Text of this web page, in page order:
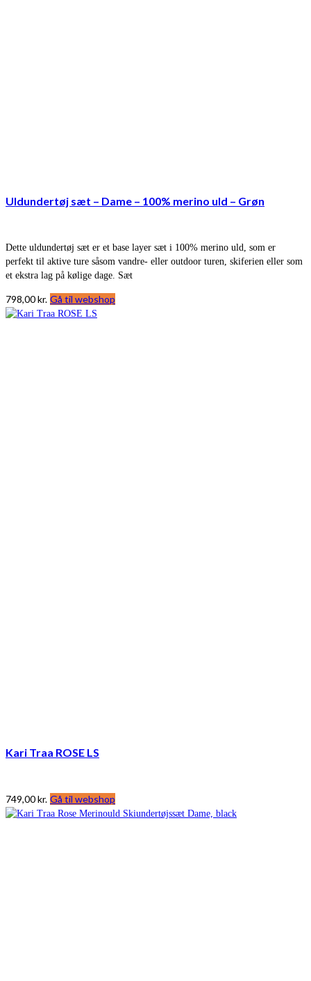
Uldundertøj sæt – Dame – 100% merino uld – Grøn
Dette uldundertøj sæt er et base layer sæt i 100% merino uld, som er
perfekt til aktive ture såsom vandre- eller outdoor turen, skiferien eller som
et ekstra lag på kølige dage. Sæt
798,00kr. Gå til webshop
Kari Traa ROSE LS
749,00kr. Gå til webshop